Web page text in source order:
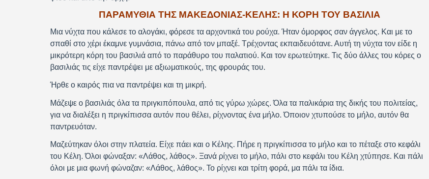
ΠΑΡΑΜΥΘΙΑ ΤΗΣ ΜΑΚΕΔΟΝΙΑΣ-ΚΕΛΗΣ: Η ΚΟΡΗ ΤΟΥ ΒΑΣΙΛΙΑ
Μια νύχτα που κάλεσε το αλογάκι, φόρεσε τα αρχοντικά του ρούχα. Ήταν όμορφος σαν άγγελος. Και με το
σπαθί στο χέρι έκαμνε γυμνάσια, πάνω από τον μπαξέ. Τρέχοντας εκπαιδευότανε. Αυτή τη νύχτα τον είδε η
μικρότερη κόρη του βασιλιά από το παράθυρο του παλατιού. Και τον ερωτεύτηκε. Τις δύο άλλες του κόρες ο
βασιλιάς τις είχε παντρέψει με αξιωματικούς, της φρουράς του.
Ήρθε ο καιρός πια να παντρέψει και τη μικρή.
Μάζεψε ο βασιλιάς όλα τα πριγκιπόπουλα, από τις γύρω χώρες. Όλα τα παλικάρια της δικής του πολιτείας,
για να διαλέξει η πριγκίπισσα αυτόν που θέλει, ρίχνοντας ένα μήλο. Όποιον χτυπούσε το μήλο, αυτόν θα
παντρευόταν.
Μαζεύτηκαν όλοι στην πλατεία. Είχε πάει και ο Κέλης. Πήρε η πριγκίπισσα το μήλο και το πέταξε στο κεφάλι
του Κέλη. Όλοι φώναξαν: «Λάθος, λάθος». Ξανά ρίχνει το μήλο, πάλι στο κεφάλι του Κέλη χτύπησε. Και πάλι
όλοι με μια φωνή φώναζαν: «Λάθος, λάθος». Το ρίχνει και τρίτη φορά, μα πάλι τα ίδια.